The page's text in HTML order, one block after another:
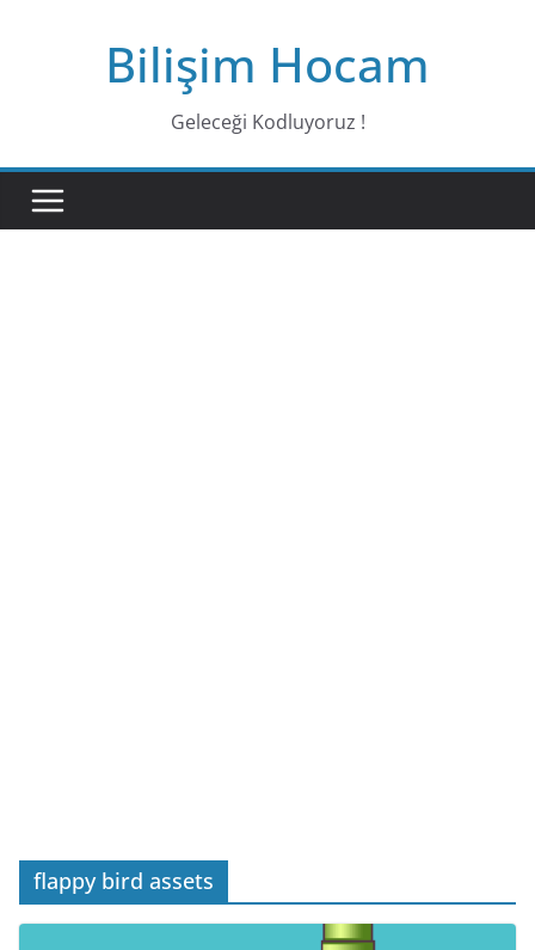
Bilişim Hocam
Geleceği Kodluyoruz !
flappy bird assets